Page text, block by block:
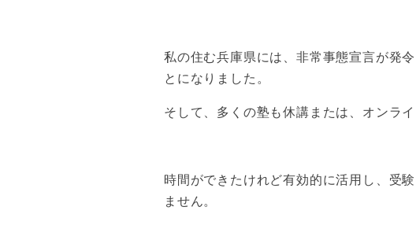
私の住む兵庫県には、非常事態宣言が発
とになりました。
そして、多くの塾も休講または、オンラ
時間ができたけれど有効的に活用し、受
ません。